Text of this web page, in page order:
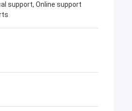
support, Online support